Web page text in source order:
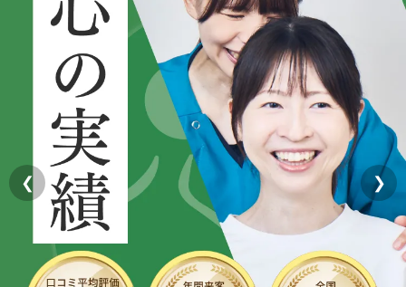
腰痛
肩こり・首こり
四十肩・五十肩
膝痛・関節痛
股関節の痛み
産後の不調・体型の崩れ
MENU メニューから探す
STORE 店舗一覧
AREA エリアから探す
北海道
札幌エリア（13院）
東北
仙台エリア（4院）
ABOUT US 私たちについて
こころ整体院グループについて
初めての方へ
giversメソッドGIFT
ご予約はこちら
❮ ❯